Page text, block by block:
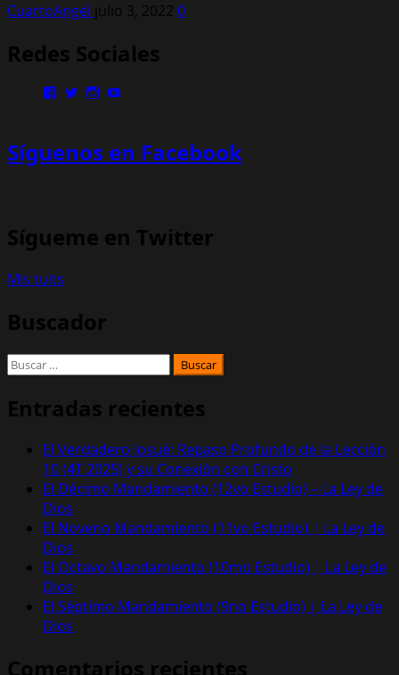
CuartoAngel julio 3, 2022 0
Redes Sociales
Ver
en
Facebook
Ver
en
Twitter
Ver
en
Instagram
en
YouTube
Síguenos en Facebook
Sígueme en Twitter
Mis tuits
Buscador
Buscar:
Entradas recientes
El Verdadero Josué: Repaso Profundo de la Lección
10 (4T 2025) y su Conexión con Cristo
El Décimo Mandamiento (12vo Estudio) – La Ley de
Dios
El Noveno Mandamiento (11vo Estudio) | La Ley de
Dios
El Octavo Mandamiento (10mo Estudio) | La Ley de
Dios
El Séptimo Mandamiento (9no Estudio) | La Ley de
Dios
Comentarios recientes